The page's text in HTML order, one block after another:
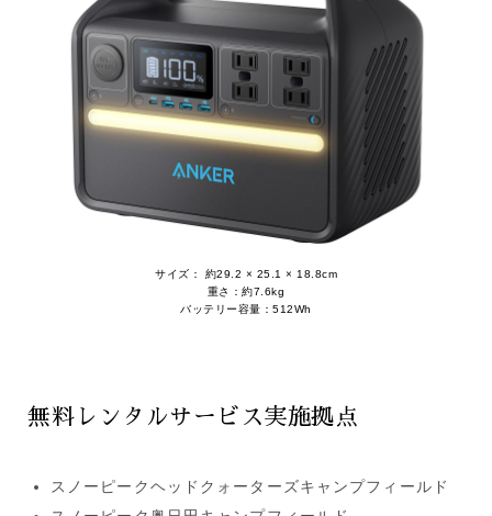
サイズ： 約29.2 × 25.1 × 18.8cm
重さ：約7.6kg
バッテリー容量：512Wh
無料レンタルサービス実施拠点
スノーピークヘッドクォーターズキャンプフィールド